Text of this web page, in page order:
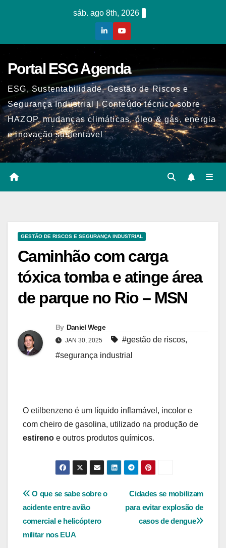
sáb. ago 8th, 2026
Portal ESG Agenda
ESG, Sustentabilidade, Gestão de Riscos e
Segurança Industrial | Conteúdo técnico sobre
HAZOP, mudanças climáticas, óleo & gás, energia
e inovação sustentável
GESTÃO DE RISCOS E SEGURANÇA INDUSTRIAL
Caminhão com carga
tóxica tomba e atinge área
de parque no Rio – MSN
By Daniel Wege
JAN 30, 2025 #gestão de riscos,
#segurança industrial
O etilbenzeno é um líquido inflamável, incolor e
com cheiro de gasolina, utilizado na produção de
estireno e outros produtos químicos.
Navegação
de
Post
Cidades se mobilizam
para evitar explosão de
casos de dengue
O que se sabe sobre o
acidente entre avião
comercial e helicóptero
militar nos EUA